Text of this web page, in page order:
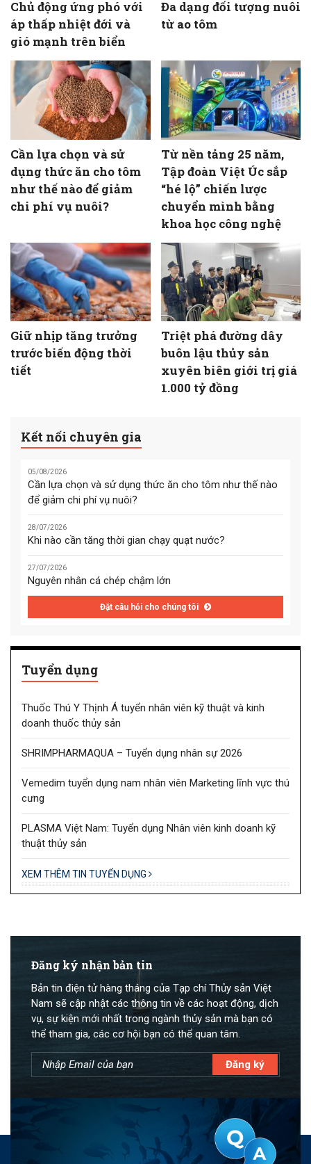
Chủ động ứng phó với
áp thấp nhiệt đới và
gió mạnh trên biển
Đa dạng đối tượng nuôi
từ ao tôm
Cần lựa chọn và sử
dụng thức ăn cho tôm
như thế nào để giảm
chi phí vụ nuôi?
Từ nền tảng 25 năm,
Tập đoàn Việt Úc sắp
“hé lộ” chiến lược
chuyển mình bằng
khoa học công nghệ
Giữ nhịp tăng trưởng
trước biến động thời
tiết
Triệt phá đường dây
buôn lậu thủy sản
xuyên biên giới trị giá
1.000 tỷ đồng
Kết nối chuyên gia
05/08/2026
Cần lựa chọn và sử dụng thức ăn cho tôm như thế nào
để giảm chi phí vụ nuôi?
28/07/2026
Khi nào cần tăng thời gian chạy quạt nước?
27/07/2026
Nguyên nhân cá chép chậm lớn
Đặt câu hỏi cho chúng tôi
Tuyển dụng
Thuốc Thú Y Thịnh Á tuyển nhân viên kỹ thuật và kinh
doanh thuốc thủy sản
SHRIMPHARMAQUA – Tuyển dụng nhân sự 2026
Vemedim tuyển dụng nam nhân viên Marketing lĩnh vực thú
cưng
PLASMA Việt Nam: Tuyển dụng Nhân viên kinh doanh kỹ
thuật thủy sản
XEM THÊM TIN TUYỂN DỤNG
Đăng ký nhận bản tin
Bản tin điện tử hàng tháng của Tạp chí Thủy sản Việt
Nam sẽ cập nhật các thông tin về các hoạt động, dịch
vụ, sự kiện mới nhất trong ngành thủy sản mà bạn có
thể tham gia, các cơ hội bạn có thể quan tâm.